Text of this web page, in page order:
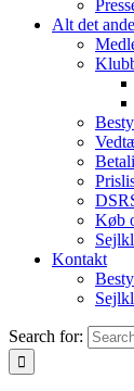
Alt det
Køb
Kontakt
Search for: